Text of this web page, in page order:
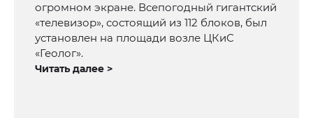
огромном экране. Всепогодный гигантский
«телевизор», состоящий из 112 блоков, был
установлен на площади возле ЦКиС
«Геолог».
Читать далее >